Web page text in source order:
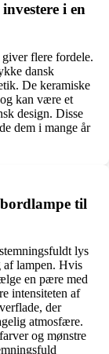
i en
flere fordele.
dansk
De keramiske
kan være et
design. Disse
dem i mange år
til
lys
af lampen. Hvis
en pære med
intensiteten af
der
atmosfære.
og mønstre